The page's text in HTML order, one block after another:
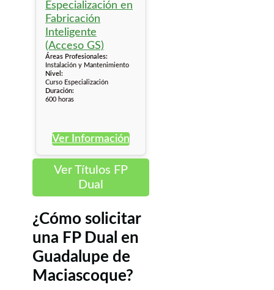
Áreas Profesionales:
Instalación y Mantenimiento
Nivel:
Curso Especialización
Duración:
600 horas
Ver Información
Ver Títulos FP
Dual
¿Cómo solicitar
una FP Dual en
Guadalupe de
Maciascoque?